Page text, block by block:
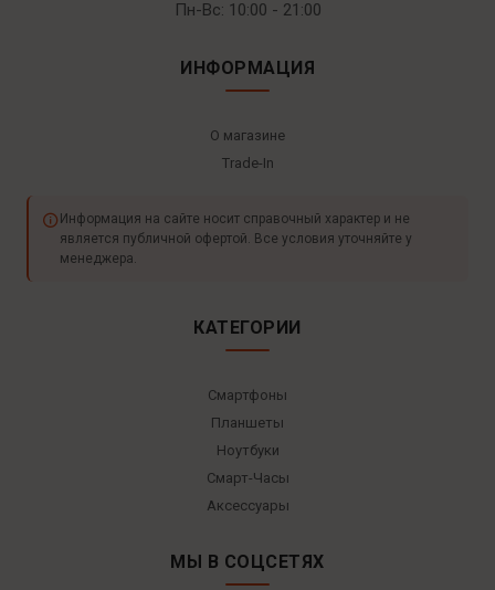
Пн-Вс: 10:00 - 21:00
ИНФОРМАЦИЯ
О магазине
Trade-In
Информация на сайте носит справочный характер и не
является публичной офертой. Все условия уточняйте у
менеджера.
КАТЕГОРИИ
Смартфоны
Планшеты
Ноутбуки
Смарт-Часы
Аксессуары
МЫ В СОЦСЕТЯХ